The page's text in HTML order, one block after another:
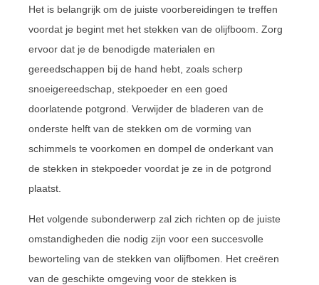
Het is belangrijk om de juiste voorbereidingen te treffen
voordat je begint met het stekken van de olijfboom. Zorg
ervoor dat je de benodigde materialen en
gereedschappen bij de hand hebt, zoals scherp
snoeigereedschap, stekpoeder en een goed
doorlatende potgrond. Verwijder de bladeren van de
onderste helft van de stekken om de vorming van
schimmels te voorkomen en dompel de onderkant van
de stekken in stekpoeder voordat je ze in de potgrond
plaatst.
Het volgende subonderwerp zal zich richten op de juiste
omstandigheden die nodig zijn voor een succesvolle
beworteling van de stekken van olijfbomen. Het creëren
van de geschikte omgeving voor de stekken is